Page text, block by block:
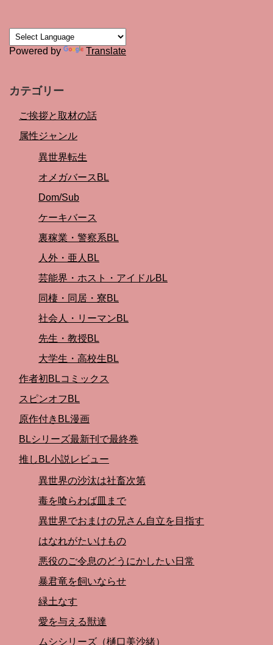
Powered by Translate
カテゴリー
ご挨拶と取材の話
属性ジャンル
異世界転生
オメガバースBL
Dom/Sub
ケーキバース
裏稼業・警察系BL
人外・亜人BL
芸能界・ホスト・アイドルBL
同棲・同居・寮BL
社会人・リーマンBL
先生・教授BL
大学生・高校生BL
作者初BLコミックス
スピンオフBL
原作付きBL漫画
BLシリーズ最新刊で最終巻
推しBL小説レビュー
異世界の沙汰は社畜次第
毒を喰らわば皿まで
異世界でおまけの兄さん自立を目指す
はなれがたいけもの
悪役のご令息のどうにかしたい日常
暴君竜を飼いならせ
緑土なす
愛を与える獣達
ムシシリーズ（樋口美沙緒）